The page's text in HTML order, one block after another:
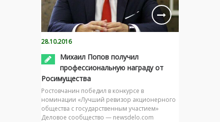
28.10.2016
Михаил Попов получил
профессиональную награду от
Росимущества
Ростовчанин победил в конкурсе в
номинации «Лучший ревизор акционерного
общества с государственным участием»
Деловое сообщество — newsdelo.com